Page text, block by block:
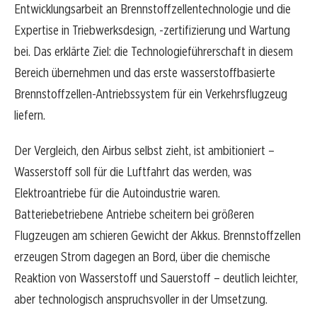
Entwicklungsarbeit an Brennstoffzellentechnologie und die
Expertise in Triebwerksdesign, -zertifizierung und Wartung
bei. Das erklärte Ziel: die Technologieführerschaft in diesem
Bereich übernehmen und das erste wasserstoffbasierte
Brennstoffzellen-Antriebssystem für ein Verkehrsflugzeug
liefern.
Der Vergleich, den Airbus selbst zieht, ist ambitioniert –
Wasserstoff soll für die Luftfahrt das werden, was
Elektroantriebe für die Autoindustrie waren.
Batteriebetriebene Antriebe scheitern bei größeren
Flugzeugen am schieren Gewicht der Akkus. Brennstoffzellen
erzeugen Strom dagegen an Bord, über die chemische
Reaktion von Wasserstoff und Sauerstoff – deutlich leichter,
aber technologisch anspruchsvoller in der Umsetzung.